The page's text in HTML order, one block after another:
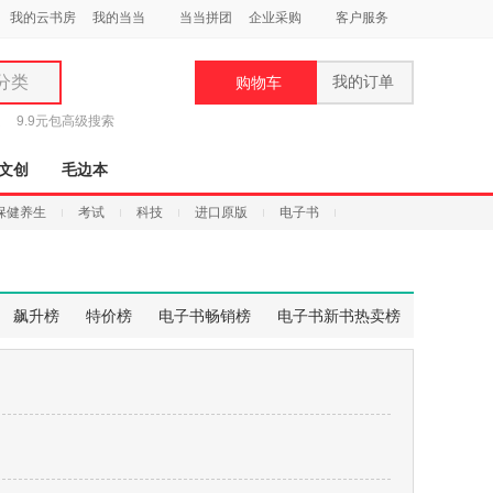
我的云书房 我的当当 当当拼团 企业采购 客户服务
类
9.9元包高级搜索
购物车 我的订单
创 毛边本
健养生 考试 科技 进口原版 电子书
飙升榜 特价榜 电子书畅销榜 电子书新书热卖榜